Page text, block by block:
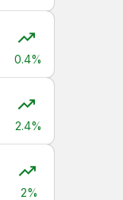
0.4%
2.4%
2%